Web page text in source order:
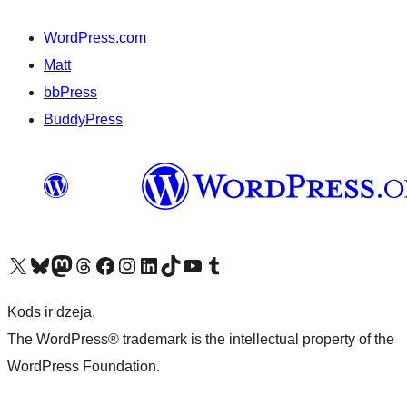
WordPress.com
Matt
bbPress
BuddyPress
Apmeklējiet mūsu X (agrāk Twitter) kontu
Apmeklējiet mūsu Bluesky kontu
Apmeklējiet mūsu Mastodon kontu
Apmeklējiet mūsu Threads kontu
Apmeklējiet mūsu Facebook lapuApmeklējiet mūsu Instagram kontu
Apmeklējiet mūsu LinkedIn kontu
Apmeklējiet mūsu TikTok kontu
Apmeklējiet mūsu YouTube kanālu
Apmeklējiet mūsu Tumblr kontu
Kods ir dzeja.
The WordPress® trademark is the intellectual property of the
WordPress Foundation.